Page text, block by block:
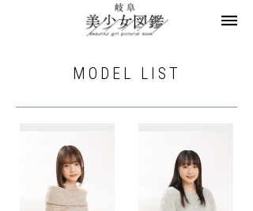
美少女図鑑とは お知らせ
お問合せ
MODEL LIST